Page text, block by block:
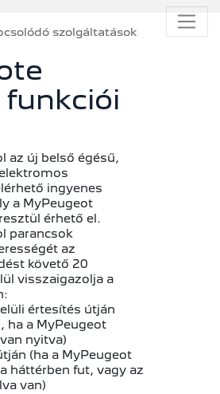
szolgáltatások
az új belső égésű,
ingyenes
a MyPeugeot
érhető el.
parancsok
az
követő 20
visszaigazolja a
értesítés útján
ha a MyPeugeot
nyitva)
(ha a MyPeugeot
háttérben fut, vagy az
van)